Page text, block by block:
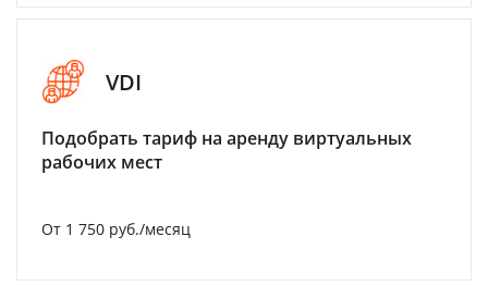
VDI
Подобрать тариф на аренду виртуальных
рабочих мест
От 1 750 руб./месяц